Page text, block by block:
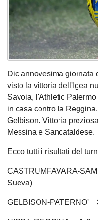
Diciannovesima giornata
visto la vittoria dell'Igea
Savoia, l'Athletic
in casa contro la
Gelbison. Vittoria
Messina e Sancataldese.
Ecco tutti i risultati del
CASTRUMFAVARA-
Sueva)
GELBISON-PATERNO'